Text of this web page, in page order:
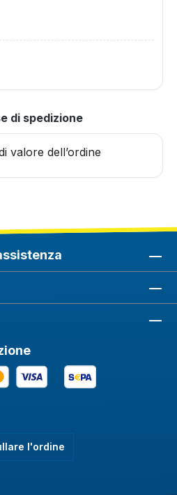
di spedizione
valore dell’ordine
l'ordine